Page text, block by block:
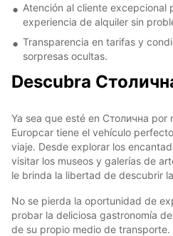
Atención al cliente excepcional
experiencia de alquiler sin
Transparencia en tarifas y
sorpresas ocultas.
Descubra
Ya sea que esté en Столична por
Europcar tiene el vehículo
viaje. Desde explorar los
visitar los museos y galerías de
le brinda la libertad de descubrir
No se pierda la oportunidad de
probar la deliciosa gastronomía
de su propio medio de transporte.